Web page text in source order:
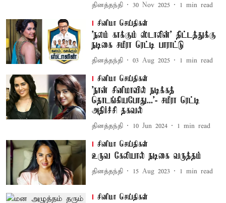
தினத்தந்தி 30 Nov 2025 1 min read
சினிமா செய்திகள்
'நலம் காக்கும் ஸ்டாலின்' திட்டத்துக்கு
நடிகை சமீரா ரெட்டி பாராட்டு
தினத்தந்தி 03 Aug 2025 1 min read
சினிமா செய்திகள்
'நான் சினிமாவில் நடிக்கத்
தொடங்கியபோது...'- சமீரா ரெட்டி
அதிர்ச்சி தகவல்
தினத்தந்தி 10 Jun 2024 1 min read
சினிமா செய்திகள்
உருவ கேலியால் நடிகை வருத்தம்
தினத்தந்தி 15 Aug 2023 1 min read
சினிமா செய்திகள்